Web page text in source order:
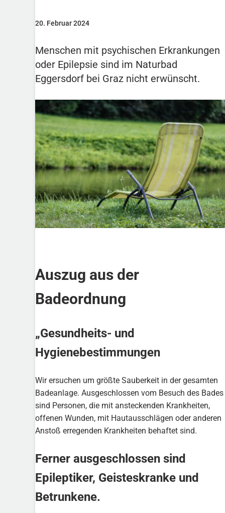
20. Februar 2024
Menschen mit psychischen Erkrankungen
oder Epilepsie sind im Naturbad
Eggersdorf bei Graz nicht erwünscht.
Auszug aus der
Badeordnung
„Gesundheits- und
Hygienebestimmungen
Wir ersuchen um größte Sauberkeit in der gesamten
Badeanlage. Ausgeschlossen vom Besuch des Bades
sind Personen, die mit ansteckenden Krankheiten,
offenen Wunden, mit Hautausschlägen oder anderen
Anstoß erregenden Krankheiten behaftet sind.
Ferner ausgeschlossen sind
Epileptiker, Geisteskranke und
Betrunkene.